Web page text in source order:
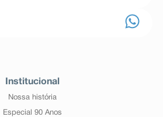
Institucional
Nossa história
Especial 90 Anos